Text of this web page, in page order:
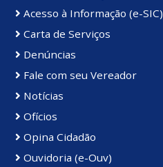
Acesso à Informação (e-SIC)
Carta de Serviços
Denúncias
Fale com seu Vereador
Notícias
Ofícios
Opina Cidadão
Ouvidoria (e-Ouv)